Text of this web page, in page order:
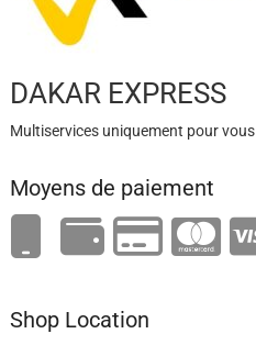
DAKAR EXPRESS
Multiservices uniquement pour vous
Moyens de paiement
Shop Location